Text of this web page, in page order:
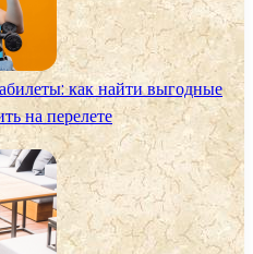
как найти выгодные
на перелете